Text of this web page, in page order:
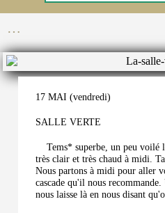
17 MAI (vendredi)
SALLE VERTE
Tems* superbe, un peu voilé
très clair et très chaud à midi.
Nous partons à midi pour aller
cascade qu'il nous
nous laisse là en nous disant